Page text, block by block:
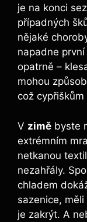
je na konci
případných
nějaké
napadne
opatrně –
mohou
což
V zimě byste
extrémním
netkanou
nezahřály.
chladem
sazenice,
je zakrýt. A